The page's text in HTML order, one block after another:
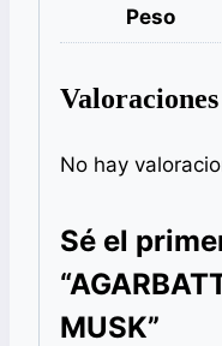
Peso
Valoraciones
No hay
Sé el
MUSK”